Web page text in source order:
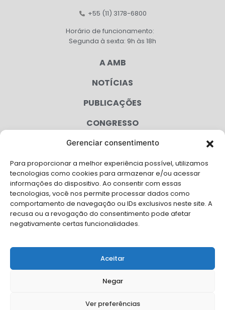
Gerenciar consentimento
Para proporcionar a melhor experiência possível, utilizamos
tecnologias como cookies para armazenar e/ou acessar
informações do dispositivo. Ao consentir com essas
tecnologias, você nos permite processar dados como
comportamento de navegação ou IDs exclusivos neste site. A
recusa ou a revogação do consentimento pode afetar
negativamente certas funcionalidades.
Aceitar
Negar
Ver preferências
+55 (11) 3178-6800
Horário de funcionamento:
Segunda à sexta: 9h às 18h
A AMB
NOTÍCIAS
PUBLICAÇÕES
CONGRESSO
AGENDA
CAMPANHAS
SERVIÇOS
FILIADAS
LGPD
FALE CONOSCO
Solicite Apoio Institucional da AMB para o seu evento